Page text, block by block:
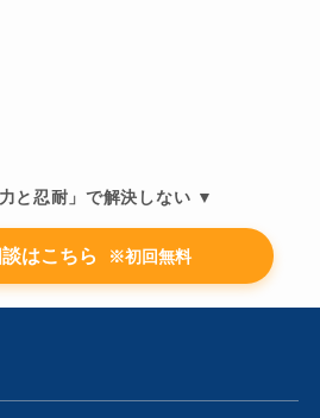
と忍耐」で解決しない ▼
はこちら ※初回無料